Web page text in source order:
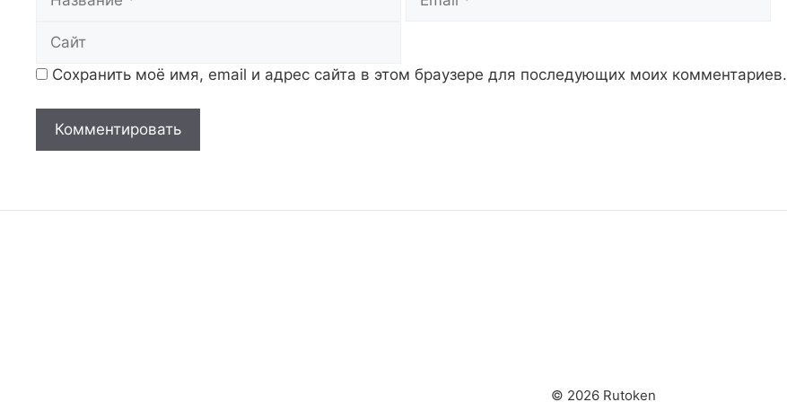
Сохранить моё имя, email и адрес сайта в этом браузере для последующих моих комментариев.
© 2026 Rutoken